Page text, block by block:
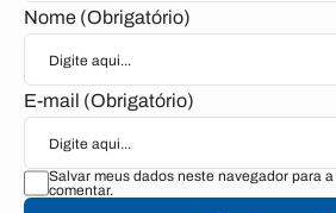
Nome (Obrigatório)
E-mail (Obrigatório)
Salvar meus dados neste navegador para
comentar.